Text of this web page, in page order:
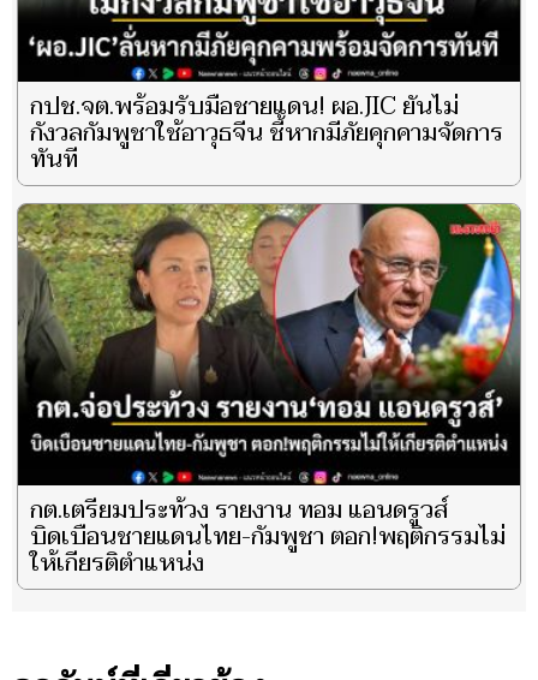
กปช.จต.พร้อมรับมือชายแดน! ผอ.JIC ยันไม่
กังวลกัมพูชาใช้อาวุธจีน ชี้หากมีภัยคุกคามจัดการ
ทันที
กต.เตรียมประท้วง รายงาน ทอม แอนดรูวส์
บิดเบือนชายแดนไทย-กัมพูชา ตอก!พฤติกรรมไม่
ให้เกียรติตำแหน่ง